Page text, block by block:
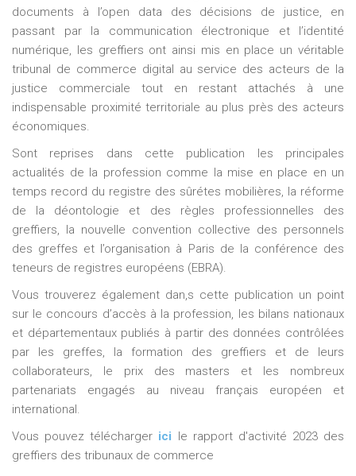
documents à l’open data des décisions de justice, en
passant par la communication électronique et l’identité
numérique, les greffiers ont ainsi mis en place un véritable
tribunal de commerce digital au service des acteurs de la
justice commerciale tout en restant attachés à une
indispensable proximité territoriale au plus près des acteurs
économiques.
Sont reprises dans cette publication les principales
actualités de la profession comme la mise en place en un
temps record du registre des sûrétes mobilières, la réforme
de la déontologie et des règles professionnelles des
greffiers, la nouvelle convention collective des personnels
des greffes et l’organisation à Paris de la conférence des
teneurs de registres européens (EBRA).
Vous trouverez également dan,s cette publication un point
sur le concours d’accès à la profession, les bilans nationaux
et départementaux publiés à partir des données contrôlées
par les greffes, la formation des greffiers et de leurs
collaborateurs, le prix des masters et les nombreux
partenariats engagés au niveau français européen et
international.
Vous pouvez télécharger ici le rapport d'activité 2023 des
greffiers des tribunaux de commerce